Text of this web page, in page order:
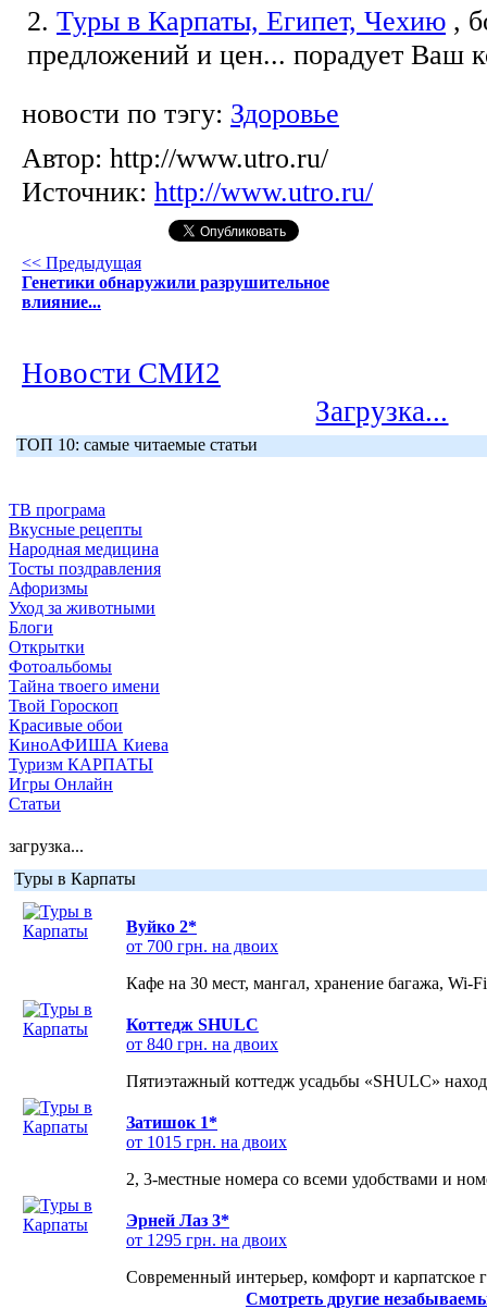
2. Туры в Карпаты, Египет, Чехию ,
предложений и цен... порадует Ваш
новости по тэгу: Здоровье
Автор: http://www.utro.ru/
Источник: http://www.utro.ru/
<< Предыдущая
Генетики обнаружили разрушительное
влияние...
Новости СМИ2
Загрузка...
ТОП 10: самые читаемые статьи
ТВ програма
Вкусные рецепты
Народная медицина
Тосты поздравления
Афоризмы
Уход за животными
Блоги
Открытки
Фотоальбомы
Тайна твоего имени
Твой Гороскоп
Красивые обои
КиноАФИША Киева
Туризм КАРПАТЫ
Игры Онлайн
Статьи
загрузка...
Туры в Карпаты
Вуйко 2*
от 700 грн. на двоих
Кафе на 30 мест, мангал, хранение багажа, Wi-
Коттедж SHULC
от 840 грн. на двоих
Пятиэтажный коттедж усадьбы «SHULC»
Затишок 1*
от 1015 грн. на двоих
2, 3-местные номера со всеми удобствами и
Эрней Лаз 3*
от 1295 грн. на двоих
Современный интерьер, комфорт и карпатское
Смотреть другие